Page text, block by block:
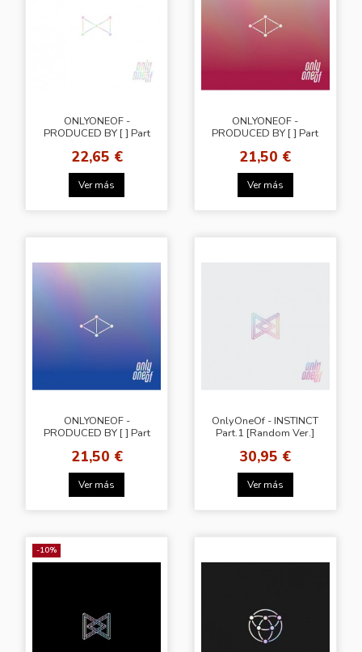
ONLYONEOF -
PRODUCED BY [ ] Part
22,65 €
Ver más
ONLYONEOF -
PRODUCED BY [ ] Part
21,50 €
Ver más
ONLYONEOF -
PRODUCED BY [ ] Part
21,50 €
Ver más
OnlyOneOf - INSTINCT
Part.1 [Random Ver.]
30,95 €
Ver más
-10%